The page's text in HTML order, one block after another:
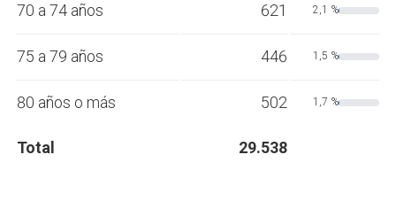
70 a 74 años 621 2,1 %
75 a 79 años 446 1,5 %
80 años o más 502 1,7 %
Total 29.538